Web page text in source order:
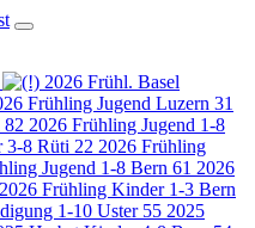
2026 Frühl. Basel
Frühling Jugend Luzern 31
82 2026 Frühling Jugend 1-8
3-8 Rüti 22 2026 Frühling
Jugend 1-8 Bern 61 2026
2026 Frühling Kinder 1-3 Bern
1-10 Uster 55 2025